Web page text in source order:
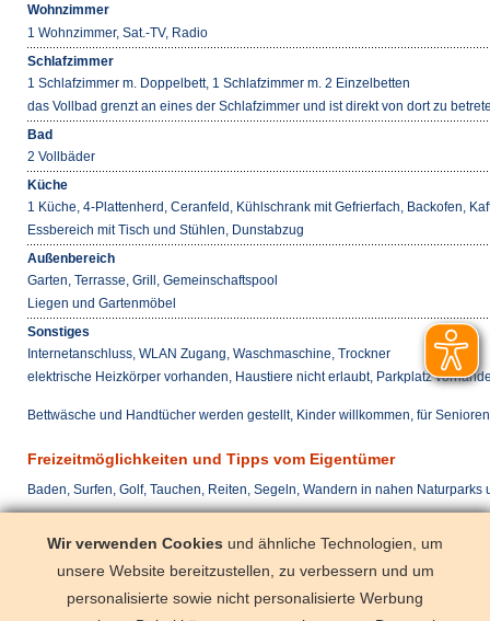
Wohnzimmer
1 Wohnzimmer, Sat.-TV, Radio
Schlafzimmer
1 Schlafzimmer m. Doppelbett, 1 Schlafzimmer m. 2 Einzelbetten
das Vollbad grenzt an eines der Schlafzimmer und ist direkt von dort zu
Bad
2 Vollbäder
Küche
1 Küche, 4-Plattenherd, Ceranfeld, Kühlschrank mit Gefrierfach, Backofen,
Essbereich mit Tisch und Stühlen, Dunstabzug
Außenbereich
Garten, Terrasse, Grill, Gemeinschaftspool
Liegen und Gartenmöbel
Sonstiges
Internetanschluss, WLAN Zugang, Waschmaschine, Trockner
elektrische Heizkörper vorhanden, Haustiere nicht erlaubt, Parkplatz
Bettwäsche und Handtücher werden gestellt, Kinder willkommen, für
Freizeitmöglichkeiten und Tipps vom Eigentümer
Baden, Surfen, Golf, Tauchen, Reiten, Segeln, Wandern in nahen Naturparks
mit dem Pkw
Auto
mit dem Flugzeug
Teneriffa
Wir verwenden Cookies und ähnliche Technologien, um
unsere Website bereitzustellen, zu verbessern und um
personalisierte sowie nicht personalisierte Werbung